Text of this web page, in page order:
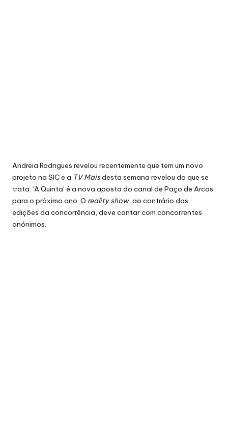
Andreia Rodrigues revelou recentemente que tem um novo
projeto na SICe a TV Maisdesta semana revelou do que se
trata. ‘A Quinta’ é a nova aposta do canal de Paço de Arcos
para o próximo ano. O reality show, ao contrário das
edições da concorrência, deve contar com concorrentes
anónimos.